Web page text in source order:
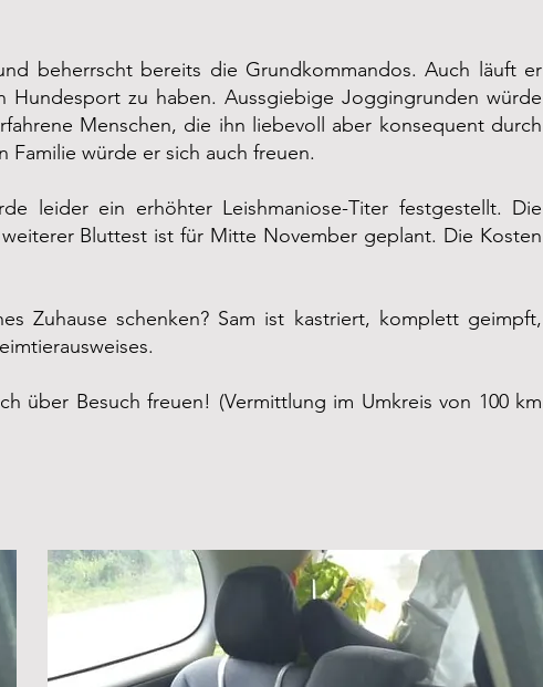
beherrscht bereits die Grundkommandos. Auch läuft er
Hundesport zu haben. Aussgiebige Joggingrunden würde
Menschen, die ihn liebevoll aber konsequent durch
würde er sich auch freuen.
leider ein erhöhter Leishmaniose-Titer festgestellt. Die
Bluttest ist für Mitte November geplant. Die Kosten
Zuhause schenken? Sam ist kastriert, komplett geimpft,
über Besuch freuen! (Vermittlung im Umkreis von 100 km